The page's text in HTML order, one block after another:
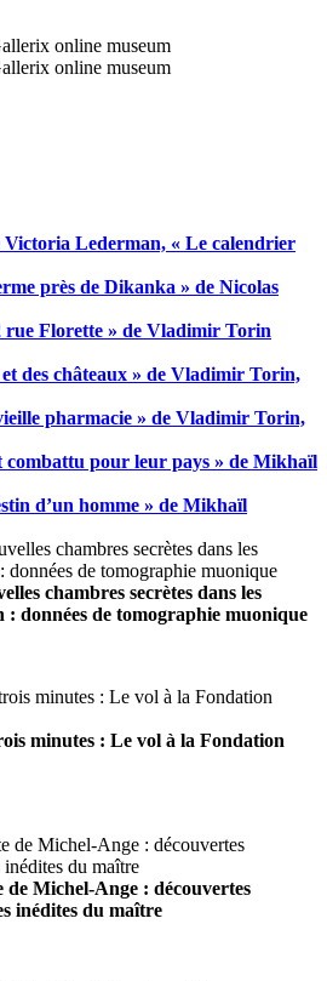
Victoria Lederman, « Le calendrier
près de Dikanka » de Nicolas
rue Florette » de Vladimir Torin
des châteaux » de Vladimir Torin,
pharmacie » de Vladimir Torin,
combattu pour leur pays » de Mikhaïl
d’un homme » de Mikhaïl
chambres secrètes dans les
: données de tomographie muonique
minutes : Le vol à la Fondation
de Michel-Ange : découvertes
inédites du maître